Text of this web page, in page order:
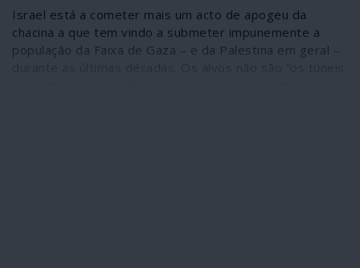
Israel está a cometer mais um acto de apogeu da
chacina a que tem vindo a submeter impunemente a
população da Faixa de Gaza – e da Palestina em geral –